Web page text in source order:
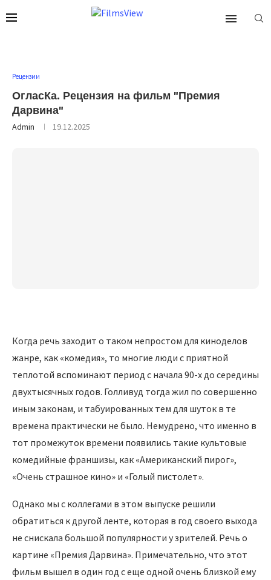
Рецензии
ОгласКа. Рецензия на фильм "Премия
Дарвина"
Admin 19.12.2025
Когда речь заходит о таком непростом для киноделов
жанре, как «комедия», то многие люди с приятной
теплотой вспоминают период с начала 90-х до середины
двухтысячных годов. Голливуд тогда жил по совершенно
иным законам, и табуированных тем для шуток в те
времена практически не было. Немудрено, что именно в
тот промежуток времени появились такие культовые
комедийные франшизы, как «Американский пирог»,
«Очень страшное кино» и «Голый пистолет».
Однако мы с коллегами в этом выпуске решили
обратиться к другой ленте, которая в год своего выхода
не снискала большой популярности у зрителей. Речь о
картине «Премия Дарвина». Примечательно, что этот
фильм вышел в один год с еще одной очень близкой ему